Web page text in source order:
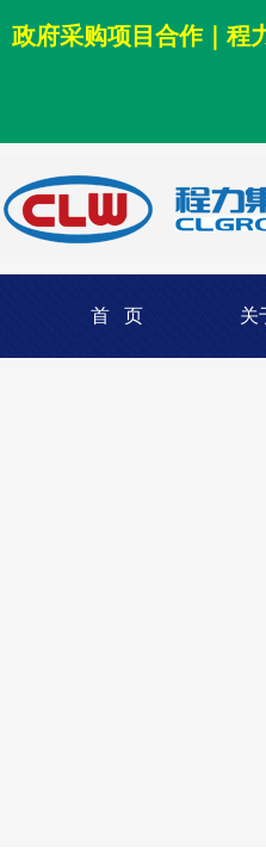
政府采购项目合作｜程
首 页 关